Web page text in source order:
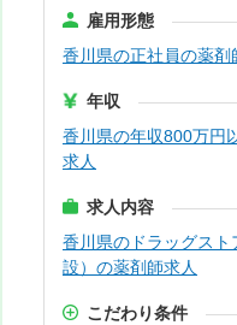
雇用形態
香川県の正社員の薬剤
年収
香川県の年収800万円
求人
求人内容
香川県のドラッグスト
設）の薬剤師求人
こだわり条件